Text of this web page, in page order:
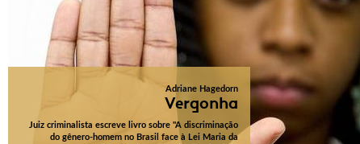
Adriane Hagedorn
Vergonha
Juiz criminalista escreve livro sobre "A discriminação
do gênero-homem no Brasil face à Lei Maria da